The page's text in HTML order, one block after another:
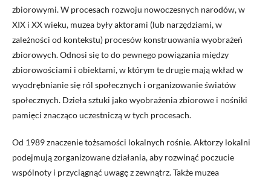
zbiorowymi. W procesach rozwoju nowoczesnych narodów, w
XIX i XX wieku, muzea były aktorami (lub narzędziami, w
zależności od kontekstu) procesów konstruowania wyobrażeń
zbiorowych. Odnosi się to do pewnego powiązania między
zbiorowościami i obiektami, w którym te drugie mają wkład w
wyodrębnianie się ról społecznych i organizowanie światów
społecznych. Dzieła sztuki jako wyobrażenia zbiorowe i nośniki
pamięci znacząco uczestniczą w tych procesach.
Od 1989 znaczenie tożsamości lokalnych rośnie. Aktorzy lokalni
podejmują zorganizowane działania, aby rozwinąć poczucie
wspólnoty i przyciągnąć uwagę z zewnątrz. Także muzea